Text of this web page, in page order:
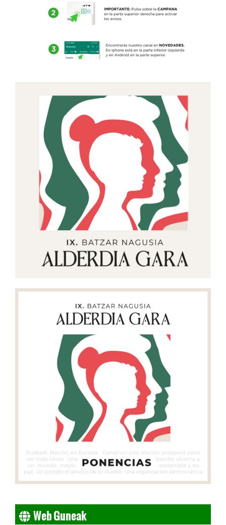
Web Guneak